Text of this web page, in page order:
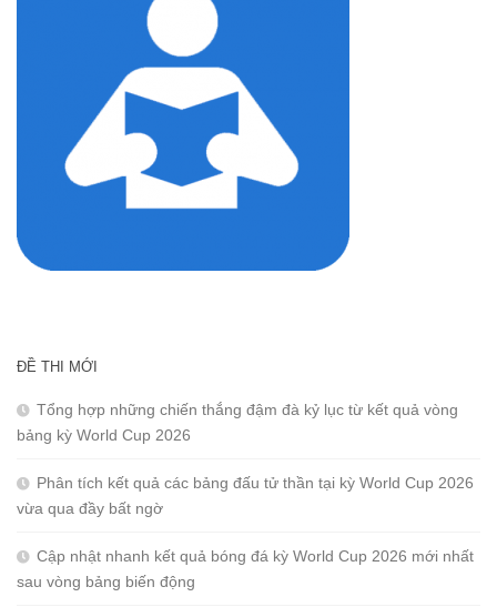
ĐỀ THI MỚI
Tổng hợp những chiến thắng đậm đà kỷ lục từ kết quả vòng
bảng kỳ World Cup 2026
Phân tích kết quả các bảng đấu tử thần tại kỳ World Cup 2026
vừa qua đầy bất ngờ
Cập nhật nhanh kết quả bóng đá kỳ World Cup 2026 mới nhất
sau vòng bảng biến động